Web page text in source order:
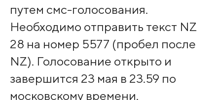
путем смс-голосования.
Необходимо отправить текст NZ
28 на номер 5577 (пробел после
NZ). Голосование открыто и
завершится 23 мая в 23.59 по
московскому времени.